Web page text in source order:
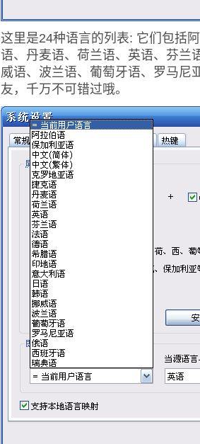
这里是24种语言的列表: 它们包括
语、丹麦语、荷兰语、英语、芬兰
威语、波兰语、葡萄牙语、罗马尼
友，千万不可错过哦。